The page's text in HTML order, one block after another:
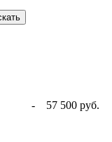
-
57 500 руб.